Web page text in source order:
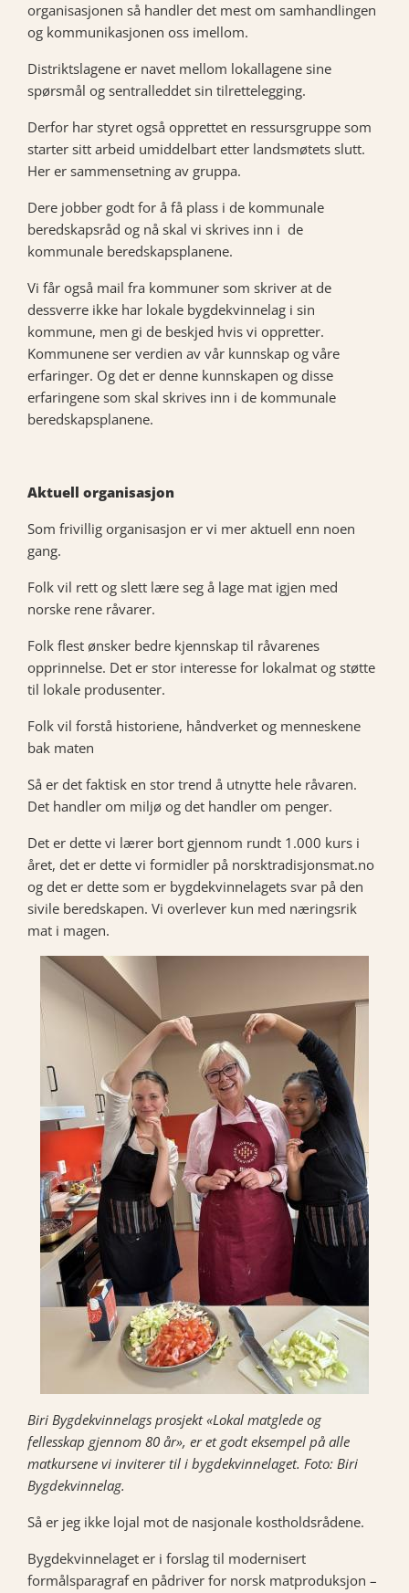
organisasjonen så handler det mest om samhandlingen
og kommunikasjonen oss imellom.
Distriktslagene er navet mellom lokallagene sine
spørsmål og sentralleddet sin tilrettelegging.
Derfor har styret også opprettet en ressursgruppe som
starter sitt arbeid umiddelbart etter landsmøtets slutt.
Her er sammensetning av gruppa.
Dere jobber godt for å få plass i de kommunale
beredskapsråd og nå skal vi skrives inn i de
kommunale beredskapsplanene.
Vi får også mail fra kommuner som skriver at de
dessverre ikke har lokale bygdekvinnelag i sin
kommune, men gi de beskjed hvis vi oppretter.
Kommunene ser verdien av vår kunnskap og våre
erfaringer. Og det er denne kunnskapen og disse
erfaringene som skal skrives inn i de kommunale
beredskapsplanene.
Aktuell organisasjon
Som frivillig organisasjon er vi mer aktuell enn noen
gang.
Folk vil rett og slett lære seg å lage mat igjen med
norske rene råvarer.
Folk flest ønsker bedre kjennskap til råvarenes
opprinnelse. Det er stor interesse for lokalmat og støtte
til lokale produsenter.
Folk vil forstå historiene, håndverket og menneskene
bak maten
Så er det faktisk en stor trend å utnytte hele råvaren.
Det handler om miljø og det handler om penger.
Det er dette vi lærer bort gjennom rundt 1.000 kurs i
året, det er dette vi formidler på norsktradisjonsmat.no
og det er dette som er bygdekvinnelagets svar på den
sivile beredskapen. Vi overlever kun med næringsrik
mat i magen.
Biri Bygdekvinnelags prosjekt «Lokal matglede og
fellesskap gjennom 80 år», er et godt eksempel på alle
matkursene vi inviterer til i bygdekvinnelaget. Foto: Biri
Bygdekvinnelag.
Så er jeg ikke lojal mot de nasjonale kostholdsrådene.
Bygdekvinnelaget er i forslag til modernisert
formålsparagraf en pådriver for norsk matproduksjon –